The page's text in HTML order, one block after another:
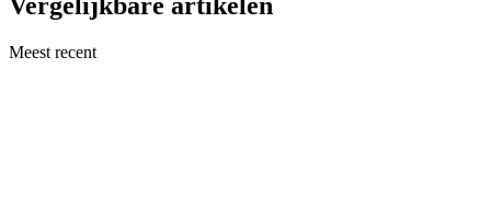
Meest recent